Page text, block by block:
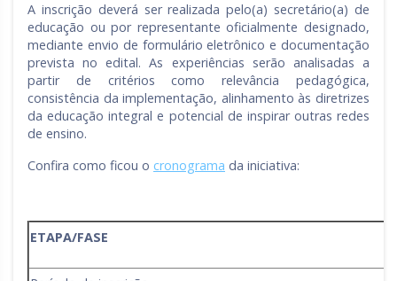
A inscrição deverá ser realizada pelo(a) secretário(a) de
educação ou por representante oficialmente designado,
mediante envio de formulário eletrônico e documentação
prevista no edital. As experiências serão analisadas a
partir de critérios como relevância pedagógica,
consistência da implementação, alinhamento às diretrizes
da educação integral e potencial de inspirar outras redes
de ensino.
Confira como ficou o cronograma da iniciativa:
ETAPA/FASE